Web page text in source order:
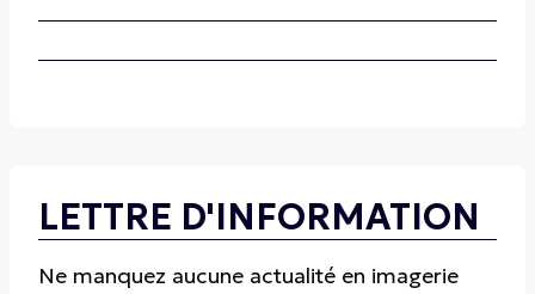
LETTRE D'INFORMATION
Ne manquez aucune actualité en imagerie